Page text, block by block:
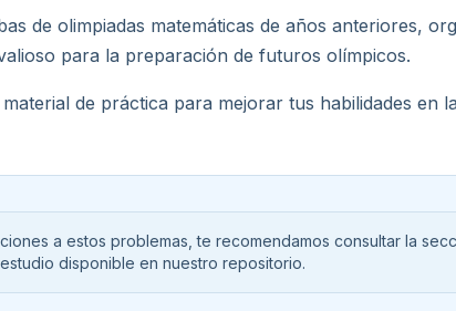
de olimpiadas matemáticas de años anteriores,
para la preparación de futuros olímpicos.
de práctica para mejorar tus habilidades en
a estos problemas, te recomendamos consultar la
disponible en nuestro repositorio.